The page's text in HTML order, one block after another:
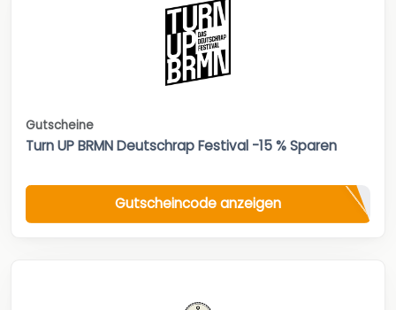
Gutscheine
Turn UP BRMN Deutschrap Festival -15 % Sparen
Gutscheincode anzeigen